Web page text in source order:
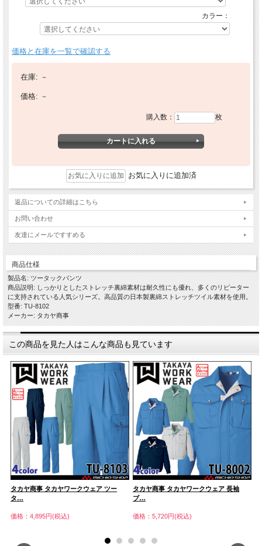
カラー：
価格と在庫を一覧で確認する
在庫: －
価格: －
購入数： 枚
お気に入りに追加済
返品についての詳細はこちら
お問い合わせ
友達にメールですすめる
商品仕様
製品名: ツータックパンツ
商品説明: しっかりとしたストレッチ裏綿素材は耐久性にも優れ、多くのリピーター
に支持されている人気シリーズ。高品質の日本製裏綿ストレッチツイル素材を使用。
型番: TU-8102
メーカー: タカヤ商事
この商品を見た人はこんな商品も見ています
タカヤ商事 タカヤワークウェア ツー
タ…
価格：4,895円(税込)
タカヤ商事 タカヤワークウェア 長袖
ブ…
価格：5,720円(税込)